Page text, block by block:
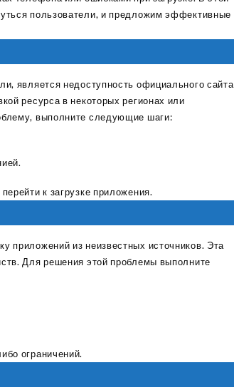
пользователи, и предложим эффективные
является недоступность официального сайта
ресурса в некоторых регионах или
выполните следующие шаги:
к загрузке приложения.
приложений из неизвестных источников. Эта
Для решения этой проблемы выполните
ограничений.